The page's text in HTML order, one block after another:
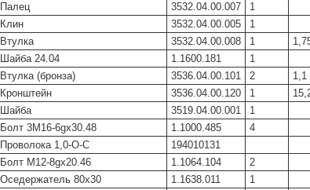
Палец 3532.04.00.007
1
Клин 3532.04.00.005
1
Втулка 3532.04.00.008 1
Шайба 24.04 1.1600.181
1
Втулка (бронза) 3536.04.00.101 2
1,1
Кронштейн 3536.04.00.120 1
Шайба 3519.04.00.001
1
Болт 3М16-6gх30.48 1.1000.485
4
Проволока 1,0-О-С
194010131
Болт М12-8gх20.46 1.1064.104
2
Оседержатель 80х30 1.1638.011
1